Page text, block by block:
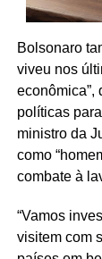
Bolsonaro
viveu nos
econômica”,
políticas
ministro da
como
combate à
“Vamos
visitem com